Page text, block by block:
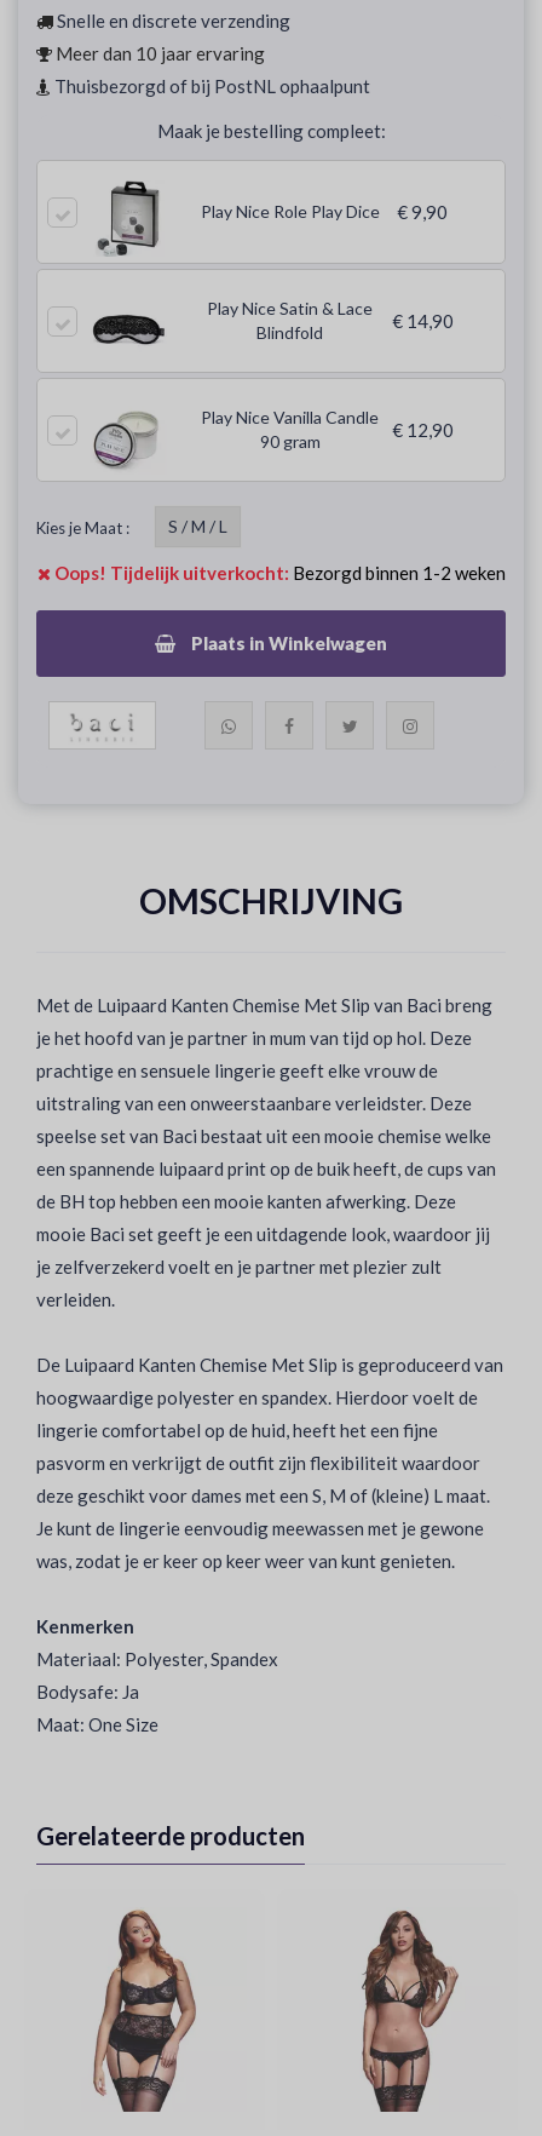
Snelle en discrete verzending
Meer dan 10 jaar ervaring
Thuisbezorgd of bij PostNL ophaalpunt
Maak je bestelling compleet:
Play Nice Role Play Dice € 9,90
Play Nice Satin & Lace
Blindfold
€ 14,90
Play Nice Vanilla Candle
90 gram
€ 12,90
Kies je Maat : S / M / L
Oops! Tijdelijk uitverkocht: Bezorgd binnen 1-2 weken
Plaats in Winkelwagen
OMSCHRIJVING
Met de Luipaard Kanten Chemise Met Slip van Baci breng
je het hoofd van je partner in mum van tijd op hol. Deze
prachtige en sensuele lingerie geeft elke vrouw de
uitstraling van een onweerstaanbare verleidster. Deze
speelse set van Baci bestaat uit een mooie chemise welke
een spannende luipaard print op de buik heeft, de cups van
de BH top hebben een mooie kanten afwerking. Deze
mooie Baci set geeft je een uitdagende look, waardoor jij
je zelfverzekerd voelt en je partner met plezier zult
verleiden.
De Luipaard Kanten Chemise Met Slip is geproduceerd van
hoogwaardige polyester en spandex. Hierdoor voelt de
lingerie comfortabel op de huid, heeft het een fijne
pasvorm en verkrijgt de outfit zijn flexibiliteit waardoor
deze geschikt voor dames met een S, M of (kleine) L maat.
Je kunt de lingerie eenvoudig meewassen met je gewone
was, zodat je er keer op keer weer van kunt genieten.
Kenmerken
Materiaal: Polyester, Spandex
Bodysafe: Ja
Maat: One Size
Gerelateerde producten